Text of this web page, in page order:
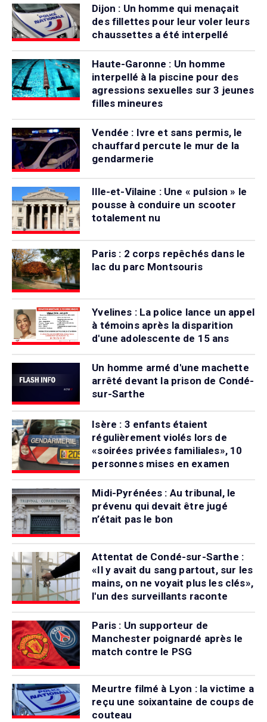
Dijon : Un homme qui menaçait
des fillettes pour leur voler leurs
chaussettes a été interpellé
Haute-Garonne : Un homme
interpellé à la piscine pour des
agressions sexuelles sur 3 jeunes
filles mineures
Vendée : Ivre et sans permis, le
chauffard percute le mur de la
gendarmerie
Ille-et-Vilaine : Une « pulsion » le
pousse à conduire un scooter
totalement nu
Paris : 2 corps repêchés dans le
lac du parc Montsouris
Yvelines : La police lance un appel
à témoins après la disparition
d'une adolescente de 15 ans
Un homme armé d'une machette
arrêté devant la prison de Condé-
sur-Sarthe
Isère : 3 enfants étaient
régulièrement violés lors de
«soirées privées familiales», 10
personnes mises en examen
Midi-Pyrénées : Au tribunal, le
prévenu qui devait être jugé
n’était pas le bon
Attentat de Condé-sur-Sarthe :
«Il y avait du sang partout, sur les
mains, on ne voyait plus les clés»,
l'un des surveillants raconte
Paris : Un supporteur de
Manchester poignardé après le
match contre le PSG
Meurtre filmé à Lyon : la victime a
reçu une soixantaine de coups de
couteau